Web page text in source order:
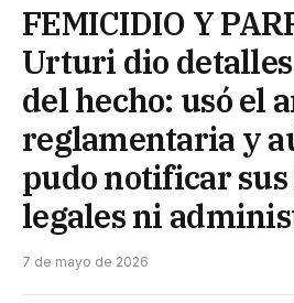
FEMICIDIO Y
Urturi dio
del hecho: usó el
reglamentaria y
pudo notificar
legales ni
7 de mayo de 2026